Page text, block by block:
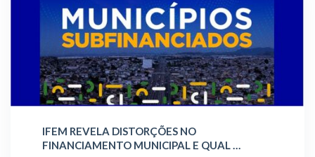
IFEM REVELA DISTORÇÕES NO
FINANCIAMENTO MUNICIPAL E QUAL …